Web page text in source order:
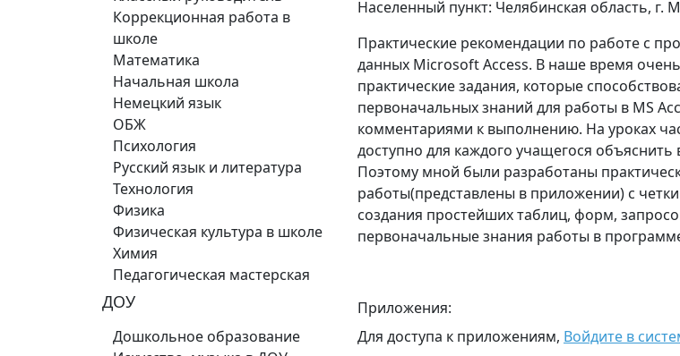
Коррекционная работа в
школе
Математика
Начальная школа
Немецкий язык
ОБЖ
Психология
Русский язык и литература
Технология
Физика
Физическая культура в школе
Химия
Педагогическая мастерская
ДОУ
Дошкольное образование
Населенный пункт: Челябинская область, г.
Практические рекомендации по работе с
данных Microsoft Access. В наше время
практические задания, которые
первоначальных знаний для работы в MS
комментариями к выполнению. На уроках
доступно для каждого учащегося
Поэтому мной были разработаны
работы(представлены в приложении) с
создания простейших таблиц, форм,
первоначальные знания работы в
Приложения:
Для доступа к приложениям, Войдите в